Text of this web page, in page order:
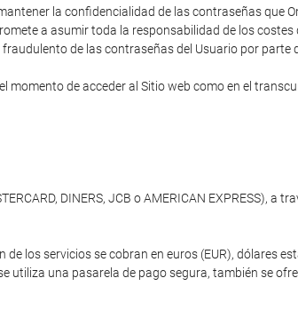
la confidencialidad de las contraseñas que
a asumir toda la responsabilidad de los
de las contraseñas del Usuario por parte
de acceder al Sitio web como en el
DINERS, JCB o AMERICAN EXPRESS), a
los servicios se cobran en euros (EUR), dólares
utiliza una pasarela de pago segura, también se